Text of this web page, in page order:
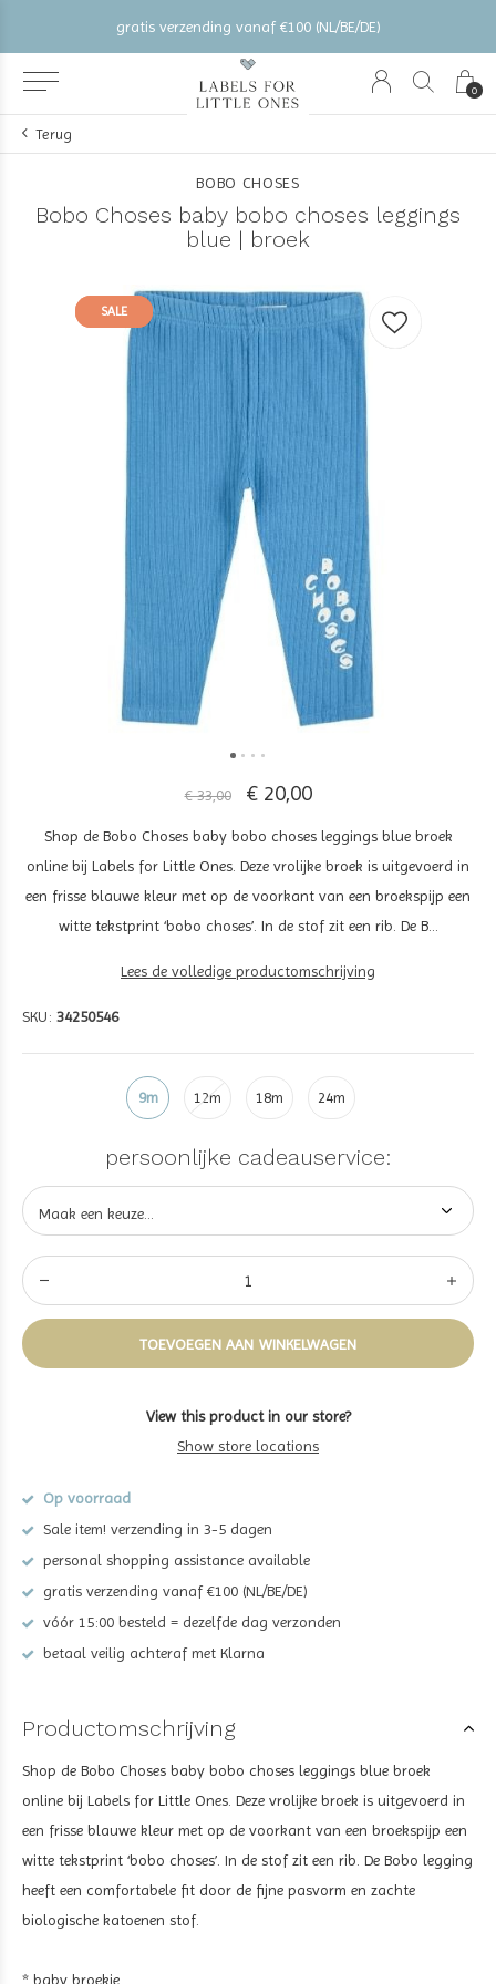
0
gratis verzending vanaf €100 (NL/BE/DE)
Terug
BOBO CHOSES
Bobo Choses baby bobo choses leggings
blue | broek
SALE
SALE
€ 33,00 € 20,00
Shop de Bobo Choses baby bobo choses leggings blue broek
online bij Labels for Little Ones. Deze vrolijke broek is uitgevoerd in
een frisse blauwe kleur met op de voorkant van een broekspijp een
witte tekstprint ‘bobo choses’. In de stof zit een rib. De B...
Lees de volledige productomschrijving
SKU: 34250546
9m 12m 18m 24m
persoonlijke cadeauservice:
TOEVOEGEN AAN WINKELWAGEN
View this product in our store?
Show store locations
Op voorraad
Sale item! verzending in 3-5 dagen
personal shopping assistance available
gratis verzending vanaf €100 (NL/BE/DE)
vóór 15:00 besteld = dezelfde dag verzonden
betaal veilig achteraf met Klarna
Productomschrijving
Shop de Bobo Choses baby bobo choses leggings blue broek
online bij Labels for Little Ones. Deze vrolijke broek is uitgevoerd in
een frisse blauwe kleur met op de voorkant van een broekspijp een
witte tekstprint ‘bobo choses’. In de stof zit een rib. De Bobo legging
heeft een comfortabele fit door de fijne pasvorm en zachte
biologische katoenen stof.
* baby broekje